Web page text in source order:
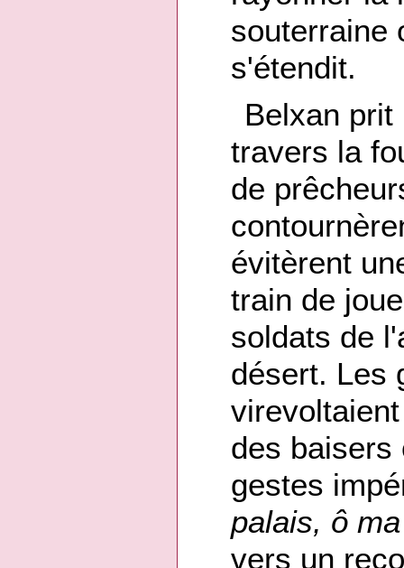
souterraine
s'étendit.
Belxan
travers la
de
évitèrent
train de
soldats de
désert. Les
des baisers
gestes
palais, ô
vers un